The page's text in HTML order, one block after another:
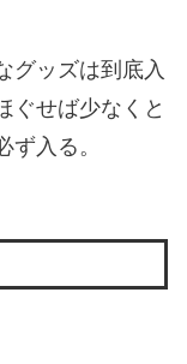
グッズは到底入
ぐせば少なくと
入る。